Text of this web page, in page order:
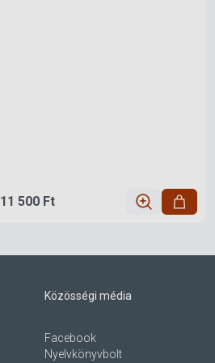
11 500 Ft
Közösségi média
Facebook
Nyelvkönyvbolt